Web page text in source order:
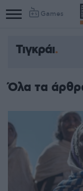
Games
Τιγκράι
Όλα τα